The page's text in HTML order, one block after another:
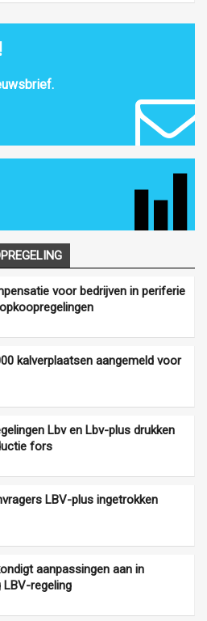
voor bedrijven in periferie
kalverplaatsen aangemeld voor
Lbv en Lbv-plus drukken
fors
LBV-plus ingetrokken
aanpassingen aan in
LBV-regeling